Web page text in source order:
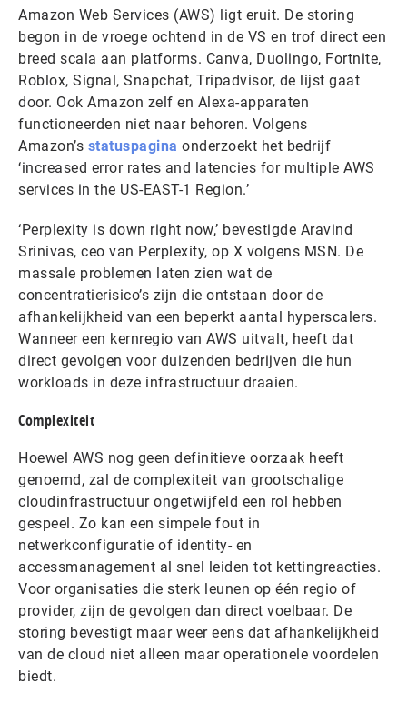
Amazon Web Services (AWS) ligt eruit. De storing
begon in de vroege ochtend in de VS en trof direct een
breed scala aan platforms. Canva, Duolingo, Fortnite,
Roblox, Signal, Snapchat, Tripadvisor, de lijst gaat
door. Ook Amazon zelf en Alexa-apparaten
functioneerden niet naar behoren. Volgens
Amazon’s statuspagina onderzoekt het bedrijf
‘increased error rates and latencies for multiple AWS
services in the US-EAST-1 Region.’
‘Perplexity is down right now,’ bevestigde Aravind
Srinivas, ceo van Perplexity, op X volgens MSN. De
massale problemen laten zien wat de
concentratierisico’s zijn die ontstaan door de
afhankelijkheid van een beperkt aantal hyperscalers.
Wanneer een kernregio van AWS uitvalt, heeft dat
direct gevolgen voor duizenden bedrijven die hun
workloads in deze infrastructuur draaien.
Complexiteit
Hoewel AWS nog geen definitieve oorzaak heeft
genoemd, zal de complexiteit van grootschalige
cloudinfrastructuur ongetwijfeld een rol hebben
gespeel. Zo kan een simpele fout in
netwerkconfiguratie of identity- en
accessmanagement al snel leiden tot kettingreacties.
Voor organisaties die sterk leunen op één regio of
provider, zijn de gevolgen dan direct voelbaar. De
storing bevestigt maar weer eens dat afhankelijkheid
van de cloud niet alleen maar operationele voordelen
biedt.